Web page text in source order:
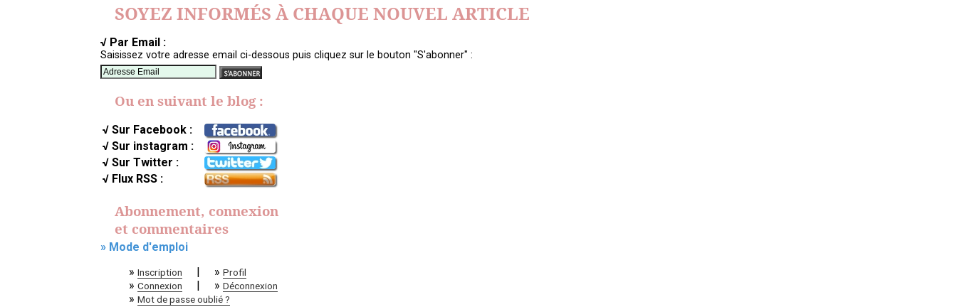
SOYEZ INFORMÉS À CHAQUE NOUVEL ARTICLE
√ Par Email :
Saisissez votre adresse email ci-dessous puis cliquez sur le bouton "S'abonner" :
Ou en suivant le blog :
√ Sur Facebook :
√ Sur instagram :
√ Sur Twitter :
√ Flux RSS :
Abonnement, connexion
et commentaires
» Mode d'emploi
» Inscription » Profil
» Connexion » Déconnexion
» Mot de passe oublié ?